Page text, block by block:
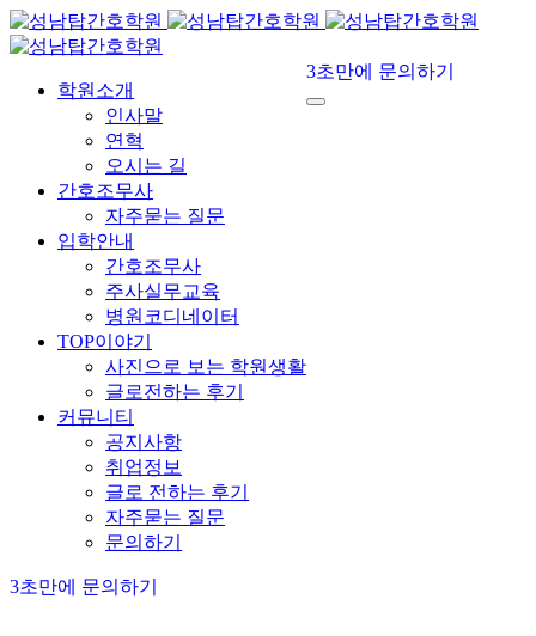
학원소개
인사말
연혁
오시는 길
간호조무사
자주묻는 질문
입학안내
간호조무사
주사실무교육
병원코디네이터
TOP이야기
사진으로 보는 학원생활
글로전하는 후기
커뮤니티
공지사항
취업정보
글로 전하는 후기
자주묻는 질문
문의하기
3초만에 문의하기
3초만에 문의하기